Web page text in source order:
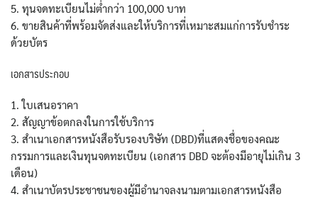
5. ทุนจดทะเบียนไม่ต่ำกว่า 100,000 บาท
6. ขายสินค้าที่พร้อมจัดส่งและให้บริการที่เหมาะสมแก่การรับชำระ
ด้วยบัตร
เอกสารประกอบ
1. ใบเสนอราคา
2. สัญญาข้อตกลงในการใช้บริการ
3. สำเนาเอกสารหนังสือรับรองบริษัท (DBD)ที่แสดงชื่อของคณะ
กรรมการและเงินทุนจดทะเบียน (เอกสาร DBD จะต้องมีอายุไม่เกิน 3
เดือน)
4. สำเนาบัตรประชาชนของผู้มีอำนาจลงนามตามเอกสารหนังสือ